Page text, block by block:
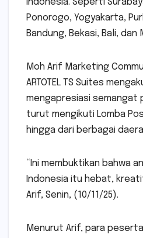
Ponorogo, Yogyakarta,
Bandung, Bekasi, Bali, dan
Moh Arif Marketing
ARTOTEL TS Suites
mengapresiasi semangat
turut mengikuti Lomba
hingga dari berbagai
“Ini membuktikan bahwa
Indonesia itu hebat,
Arif, Senin, (10/11/25).
Menurut Arif, para